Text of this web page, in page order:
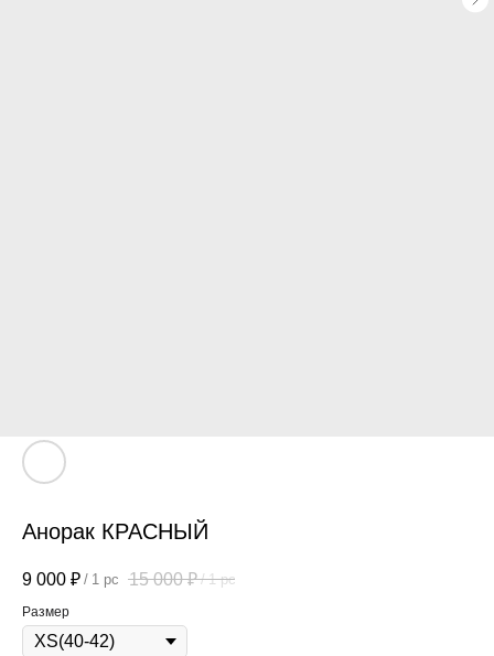
Анорак КРАСНЫЙ
9 000 ₽ / 1 pc 15 000 ₽ / 1 pc
Размер